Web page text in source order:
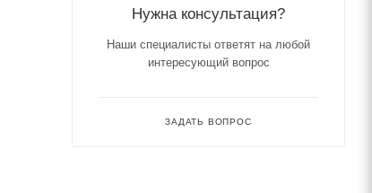
Нужна консультация?
Наши специалисты ответят на любой
интересующий вопрос
ЗАДАТЬ ВОПРОС